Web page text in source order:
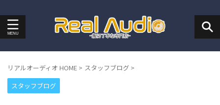
リアルオーディオ HOME > スタッフブログ >
スタッフブログ